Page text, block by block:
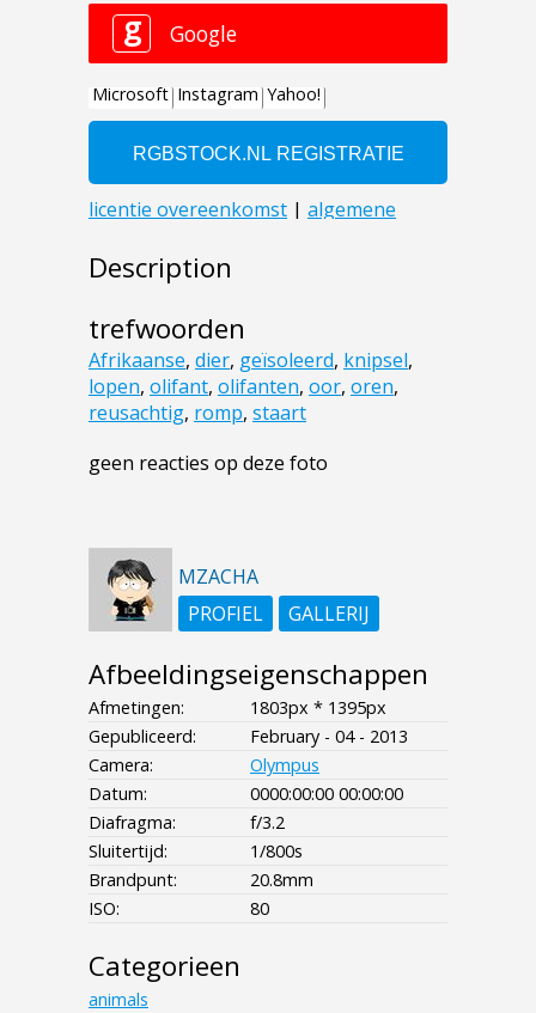
Description
trefwoorden
Afrikaanse, dier, geïsoleerd, knipsel,
lopen, olifant, olifanten, oor, oren,
reusachtig, romp, staart
geen reacties op deze foto
MZACHA
PROFIEL
GALLERIJ
Afbeeldingseigenschappen
Afmetingen:
1803px * 1395px
Gepubliceerd:
February - 04 - 2013
Camera:
Olympus
Datum:
0000:00:00 00:00:00
Diafragma:
f/3.2
Sluitertijd:
1/800s
Brandpunt:
20.8mm
ISO:
80
Categorieen
animals